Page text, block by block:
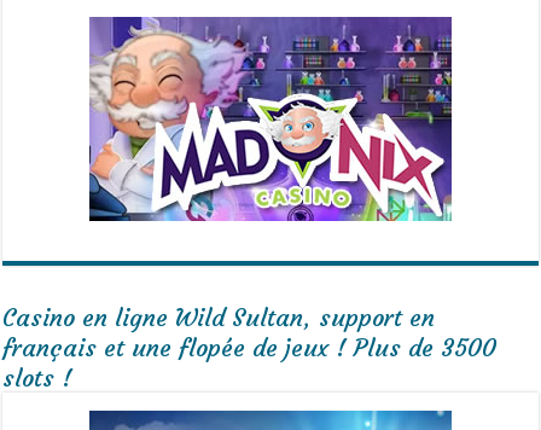
Casino en ligne Wild Sultan, support en
français et une flopée de jeux ! Plus de 3500
slots !